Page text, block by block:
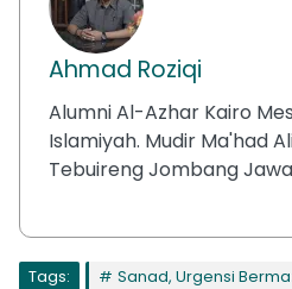
Ahmad Roziqi
Alumni Al-Azhar Kairo
Islamiyah. Mudir Ma'had
Tebuireng Jombang
Tags: Sanad, Urgensi